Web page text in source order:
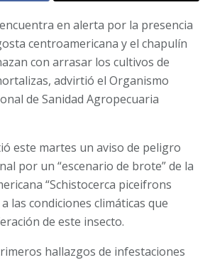
en alerta por la presencia
centroamericana y el chapulín
con arrasar los cultivos de
advirtió el Organismo
de Sanidad Agropecuaria
este martes un aviso de peligro
por un “escenario de brote” de la
“Schistocerca piceifrons
las condiciones climáticas que
de este insecto.
hallazgos de infestaciones